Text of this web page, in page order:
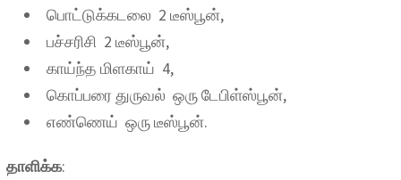
பொட்டுக்கடலை 2 டீஸ்பூன்,
பச்சரிசி 2 டீஸ்பூன்,
காய்ந்த மிளகாய் 4,
கொப்பரை துருவல் ஒரு டேபிள்ஸ்பூன்,
எண்ணெய் ஒரு டீஸ்பூன்.
தாளிக்க: